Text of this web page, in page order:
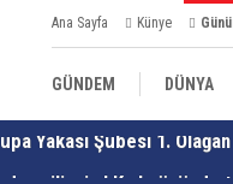
Ana Sayfa Künye
GÜNDEM DÜNYA
SPOR MAGAZİN
silinsin ! Kışla önünde